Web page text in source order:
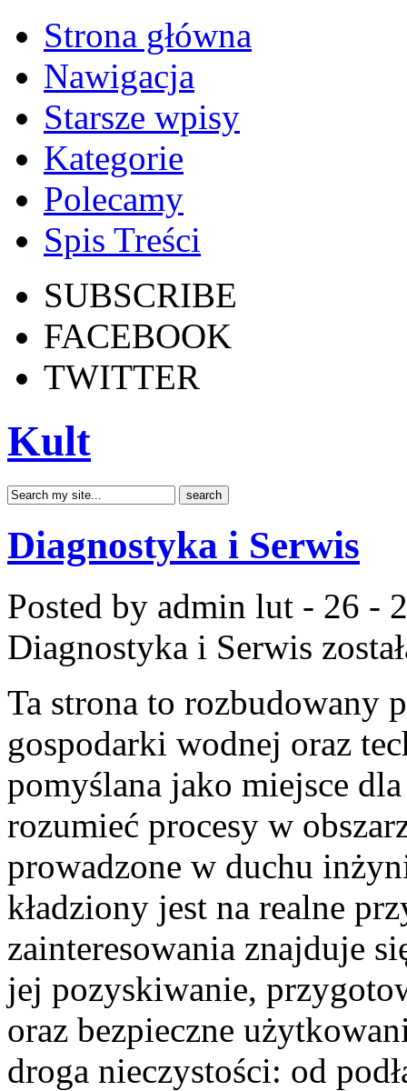
Strona główna
Nawigacja
Starsze wpisy
Kategorie
Polecamy
Spis Treści
SUBSCRIBE
FACEBOOK
TWITTER
Kult
Diagnostyka i Serwis
Posted by admin lut - 26 -
Diagnostyka i Serwis
Ta strona to rozbudowany
gospodarki wodnej oraz
pomyślana jako miejsce
rozumieć procesy w
prowadzone w duchu
kładziony jest na realne
zainteresowania znajduje
jej pozyskiwanie,
oraz bezpieczne
droga nieczystości: od